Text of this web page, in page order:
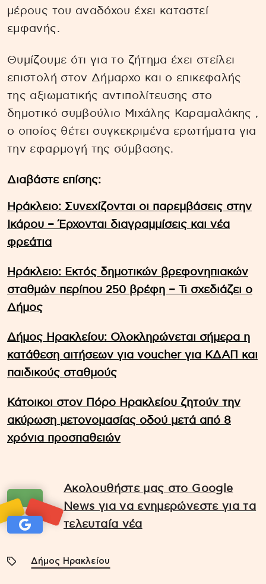
μέρους του αναδόχου έχει καταστεί
εμφανής.
Θυμίζουμε ότι για το ζήτημα έχει στείλει
επιστολή στον Δήμαρχο και ο επικεφαλής
της αξιωματικής αντιπολίτευσης στο
δημοτικό συμβούλιο Μιχάλης Καραμαλάκης ,
ο οποίος θέτει συγκεκριμένα ερωτήματα για
την εφαρμογή της σύμβασης.
Διαβάστε επίσης:
Ηράκλειο: Συνεχίζονται οι παρεμβάσεις στην
Ικάρου – Έρχονται διαγραμμίσεις και νέα
φρεάτια
Ηράκλειο: Εκτός δημοτικών βρεφονηπιακών
σταθμών περίπου 250 βρέφη – Τι σχεδιάζει ο
Δήμος
Δήμος Ηρακλείου: Ολοκληρώνεται σήμερα η
κατάθεση αιτήσεων για voucher για ΚΔΑΠ και
παιδικούς σταθμούς
Κάτοικοι στον Πόρο Ηρακλείου ζητούν την
ακύρωση μετονομασίας οδού μετά από 8
χρόνια προσπαθειών
Ακολουθήστε μας στο Google
News για να ενημερώνεστε για τα
τελευταία νέα
Δήμος Ηρακλείου